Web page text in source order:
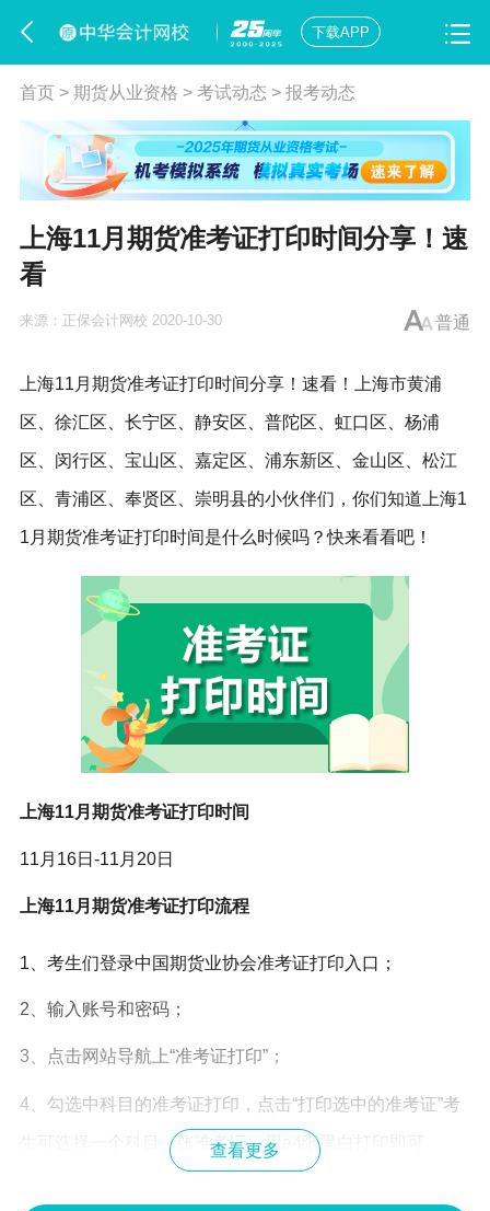
下载APP
首页> 期货从业资格 > 考试动态 > 报考动态
上海11月期货准考证打印时间分享！速
看
普通
来源： 正保会计网校 2020-10-30
上海11月期货准考证打印时间分享！速看！上海市黄浦
区、徐汇区、长宁区、静安区、普陀区、虹口区、杨浦
区、闵行区、宝山区、嘉定区、浦东新区、金山区、松江
区、青浦区、奉贤区、崇明县的小伙伴们，你们知道上海1
1月期货准考证打印时间是什么时候吗？快来看看吧！
上海11月期货准考证打印时间
11月16日-11月20日
上海11月期货准考证打印流程
1、考生们登录中国期货业协会准考证打印入口；
2、输入账号和密码；
3、点击网站导航上“准考证打印”；
4、勾选中科目的准考证打印，点击“打印选中的准考证”考
生可选择一个科目一张准考证，用a4纸黑白打印即可。
查看更多